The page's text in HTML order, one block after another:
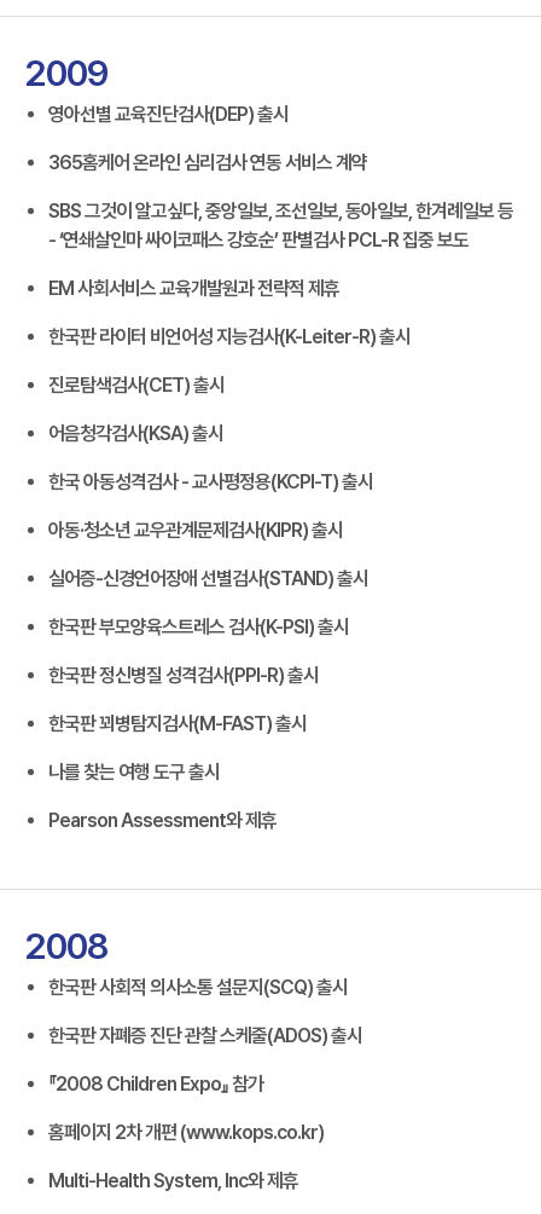
2009
영아선별 교육진단검사(DEP) 출시
365홈케어 온라인 심리검사 연동 서비스 계약
SBS 그것이 알고싶다, 중앙일보, 조선일보, 동아일보, 한겨례일보 등
- ‘연쇄살인마 싸이코패스 강호순’ 판별검사 PCL-R 집중 보도
EM 사회서비스 교육개발원과 전략적 제휴
한국판 라이터 비언어성 지능검사(K-Leiter-R) 출시
진로탐색검사(CET) 출시
어음청각검사(KSA) 출시
한국 아동성격검사 - 교사평정용(KCPI-T) 출시
아동·청소년 교우관계문제검사(KIPR) 출시
실어증-신경언어장애 선별검사(STAND) 출시
한국판 부모양육스트레스 검사(K-PSI) 출시
한국판 정신병질 성격검사(PPI-R) 출시
한국판 꾀병탐지검사(M-FAST) 출시
나를 찾는 여행 도구 출시
Pearson Assessment와 제휴
2008
한국판 사회적 의사소통 설문지(SCQ) 출시
한국판 자폐증 진단 관찰 스케줄(ADOS) 출시
『2008 Children Expo』 참가
홈페이지 2차 개편 (www.kops.co.kr)
Multi-Health System, Inc와 제휴